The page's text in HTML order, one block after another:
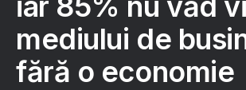
mediului de
fără o economie